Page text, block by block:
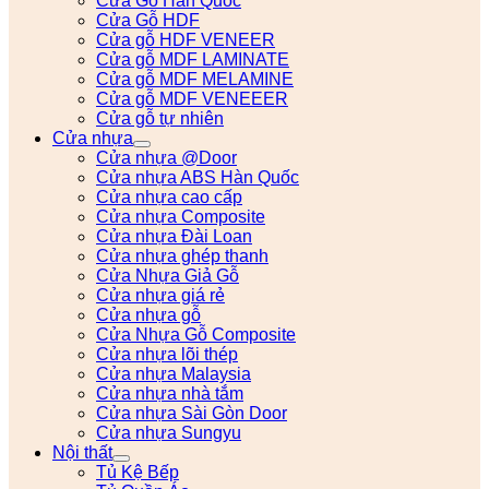
Cửa Gỗ HDF
Cửa gỗ HDF VENEER
Cửa gỗ MDF LAMINATE
Cửa gỗ MDF MELAMINE
Cửa gỗ MDF VENEEER
Cửa gỗ tự nhiên
Cửa nhựa
Cửa nhựa @Door
Cửa nhựa ABS Hàn Quốc
Cửa nhựa cao cấp
Cửa nhựa Composite
Cửa nhựa Đài Loan
Cửa nhựa ghép thanh
Cửa Nhựa Giả Gỗ
Cửa nhựa giá rẻ
Cửa nhựa gỗ
Cửa Nhựa Gỗ Composite
Cửa nhựa lõi thép
Cửa nhựa Malaysia
Cửa nhựa nhà tắm
Cửa nhựa Sài Gòn Door
Cửa nhựa Sungyu
Nội thất
Tủ Kệ Bếp